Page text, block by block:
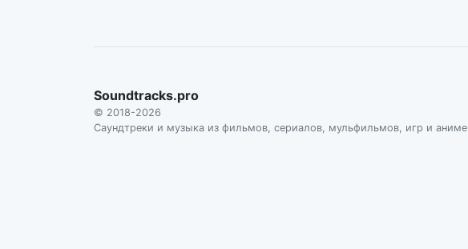
Soundtracks.pro
© 2018-2026
Саундтреки и музыка из фильмов, сериалов, мульфильмов, игр и аниме